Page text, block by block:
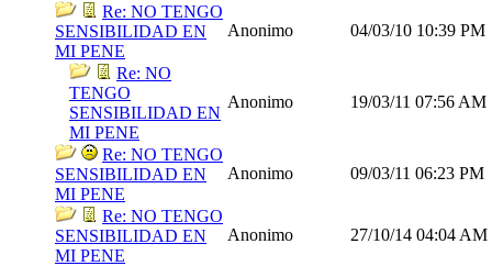
Re: NO TENGO
SENSIBILIDAD EN
MI PENE
Anonimo 04/03/10 10:39 PM
Re: NO
TENGO
SENSIBILIDAD EN
MI PENE
Anonimo 19/03/11 07:56 AM
Re: NO TENGO
SENSIBILIDAD EN
MI PENE
Anonimo 09/03/11 06:23 PM
Re: NO TENGO
SENSIBILIDAD EN
MI PENE
Anonimo 27/10/14 04:04 AM